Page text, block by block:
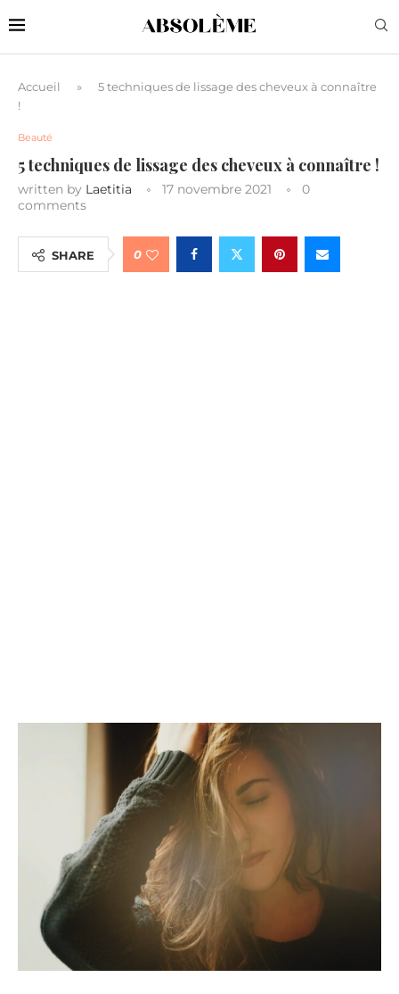
Accueil »
5 techniques de lissage des cheveux à connaître
!
Beauté
5 techniques de lissage des cheveux à connaître !
written by Laetitia 17 novembre 2021
0
comments
SHARE 0